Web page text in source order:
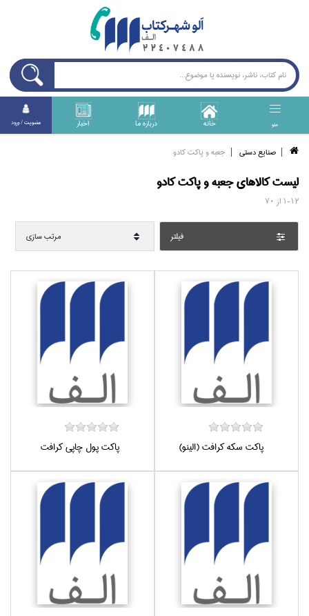
منو خانه درباره ما اخبار عضويت / ورود
صنايع دستي جعبه و پاكت كادو
ليست کالا‌هايجعبه و پاكت كادو
1-12 از 70
فيلتر مرتب سازي
پاكت سكه كرافت (الينو) پاكت پول چاپي كرافت